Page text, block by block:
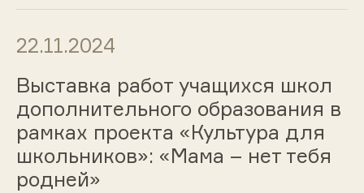
22.11.2024
Выставка работ учащихся школ
дополнительного образования в
рамках проекта «Культура для
школьников»: «Мама – нет тебя
родней»